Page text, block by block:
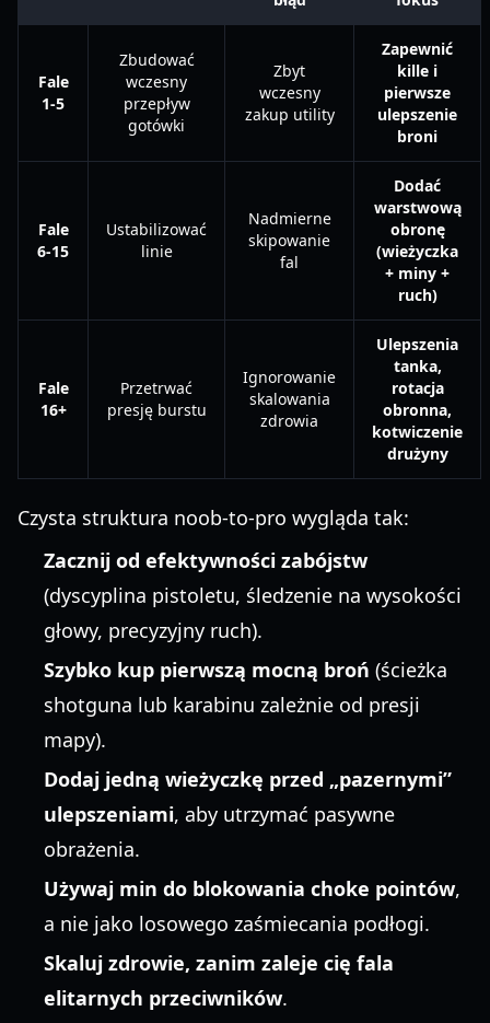
Fale
1-5
Zbudować
wczesny
przepływ
gotówki
Zbyt
wczesny
zakup utility
Zapewnić
kille i
pierwsze
ulepszenie
broni
Fale
6-15
Ustabilizować
linie
Nadmierne
skipowanie
fal
Dodać
warstwową
obronę
(wieżyczka
+ miny +
ruch)
Fale
16+
Przetrwać
presję burstu
Ignorowanie
skalowania
zdrowia
Ulepszenia
tanka,
rotacja
obronna,
kotwiczenie
drużyny
Czysta struktura noob-to-pro wygląda tak:
Zacznij od efektywności zabójstw
(dyscyplina pistoletu, śledzenie na wysokości
głowy, precyzyjny ruch).
Szybko kup pierwszą mocną broń (ścieżka
shotguna lub karabinu zależnie od presji
mapy).
Dodaj jedną wieżyczkę przed „pazernymi”
ulepszeniami, aby utrzymać pasywne
obrażenia.
Używaj min do blokowania choke pointów,
a nie jako losowego zaśmiecania podłogi.
Skaluj zdrowie, zanim zaleje cię fala
elitarnych przeciwników.